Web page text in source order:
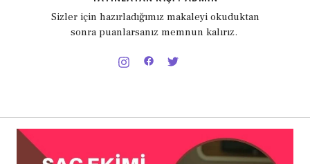
Sizler için hazırladığımız makaleyi okuduktan
sonra puanlarsanız memnun kalırız.